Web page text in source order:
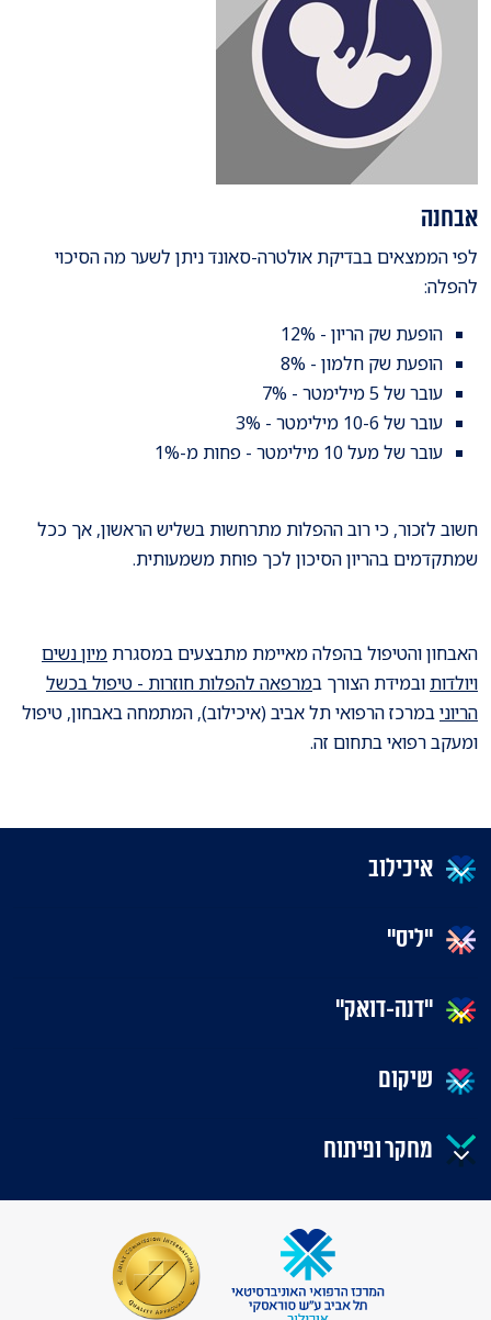
אבחנה
לפי הממצאים בבדיקת אולטרה-סאונד ניתן לשער מה הסיכוי
להפלה:
הופעת שק הריון - 12%
הופעת שק חלמון - 8%
עובר של 5 מילימטר - 7%
עובר של 10-6 מילימטר - 3%
עובר של מעל 10 מילימטר - פחות מ-1%
חשוב לזכור, כי רוב ההפלות מתרחשות בשליש הראשון, אך ככל
שמתקדמים בהריון הסיכון לכך פוחת משמעותית.
האבחון והטיפול בהפלה מאיימת מתבצעים במסגרתמיון נשים
ויולדותובמידת הצורך במרפאה להפלות חוזרות - טיפול בכשל
הריוניבמרכז הרפואי תל אביב (איכילוב), המתמחה באבחון, טיפול
ומעקב רפואי בתחום זה.
איכילוב
"ליס"
"דנה-דואק"
שיקום
מחקר ופיתוח